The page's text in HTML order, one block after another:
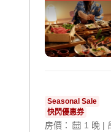
Seasonal Sale
快閃優惠券
房價： 1 晚 |